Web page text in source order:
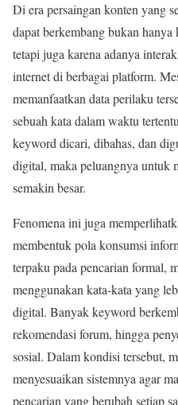
Di era persaingan konten yang
dapat berkembang bukan
tetapi juga karena adanya
internet di berbagai platform.
memanfaatkan data perilaku
sebuah kata dalam waktu
keyword dicari, dibahas, dan
digital, maka peluangnya untuk
semakin besar.
Fenomena ini juga
membentuk pola konsumsi
terpaku pada pencarian formal,
menggunakan kata-kata yang
digital. Banyak keyword
rekomendasi forum, hingga
sosial. Dalam kondisi tersebut,
menyesuaikan sistemnya agar
pencarian yang berubah setiap